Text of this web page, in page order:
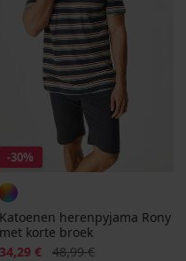
-30%
Katoenen herenpyjama Rony
met korte broek
Korting
34,29 € Oorspronkelijke prijs
48,99 €